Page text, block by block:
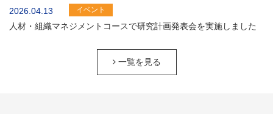
2026.04.13 イベント
人材・組織マネジメントコースで研究計画発表会を実施しました
一覧を見る